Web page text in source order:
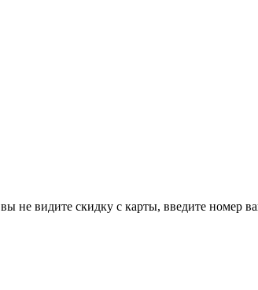
не видите скидку с карты, введите номер